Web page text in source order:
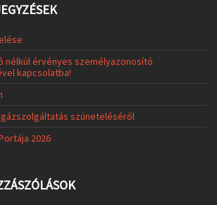
nélkül érvényes személyazonosító
kapcsolatba!
szüneteléséről
2026